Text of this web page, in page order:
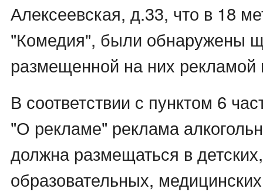
Алексеевская, д.33, что в 18
"Комедия", были обнаружены
размещенной на них рекламой
В соответствии с пунктом 6
"О рекламе" реклама
должна размещаться в детских,
образовательных,